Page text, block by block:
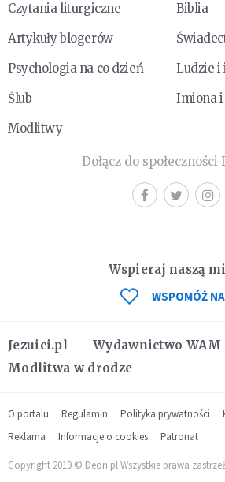
Czytania liturgiczne
Biblia
Artykuły blogerów
Psychologia na co dzień
Ludzie i
Ślub
Imiona i
Modlitwy
Dołącz do społeczności
Jezuici.pl Wydawnictwo WAM
Modlitwa w drodze
Wspieraj naszą
WSPOMÓŻ
O portalu Regulamin Polityka prywatności
Reklama
Informacje o cookies Patronat
Copyright 2019 © Deon.pl Wszystkie prawa